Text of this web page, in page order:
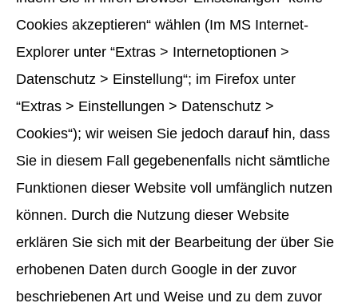
Cookies akzeptieren“ wählen (Im MS Internet-
Explorer unter “Extras > Internetoptionen >
Datenschutz > Einstellung“; im Firefox unter
“Extras > Einstellungen > Datenschutz >
Cookies“); wir weisen Sie jedoch darauf hin, dass
Sie in diesem Fall gegebenenfalls nicht sämtliche
Funktionen dieser Website voll umfänglich nutzen
können. Durch die Nutzung dieser Website
erklären Sie sich mit der Bearbeitung der über Sie
erhobenen Daten durch Google in der zuvor
beschriebenen Art und Weise und zu dem zuvor